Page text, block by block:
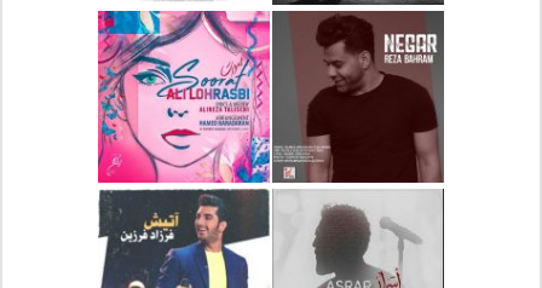
دانلود آلبوم جدید سیروان
خسروی بنام مونولوگ
دانلود آهنگ جدید علیرضا
قربانی بنام خیال خوش
دانلود آهنگ جدید رضا
بهرام بنام نگار
دانلود آهنگ جدید علی
لهراسبی بنام صورت